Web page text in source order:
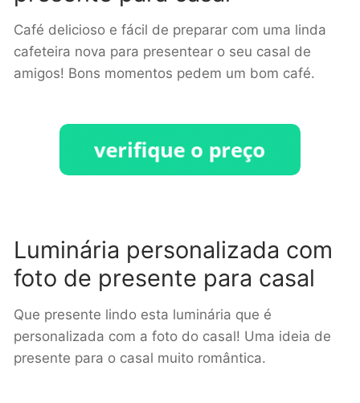
Café delicioso e fácil de preparar com uma linda
cafeteira nova para presentear o seu casal de
amigos! Bons momentos pedem um bom café.
Luminária personalizada com
foto de presente para casal
Que presente lindo esta luminária que é
personalizada com a foto do casal! Uma ideia de
presente para o casal muito romântica.